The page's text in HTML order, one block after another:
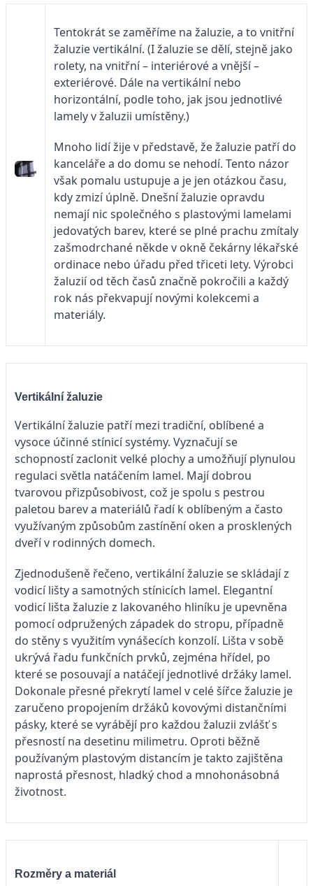
Tentokrát se zaměříme na žaluzie, a to vnitřní
žaluzie vertikální. (I žaluzie se dělí, stejně jako
rolety, na vnitřní – interiérové a vnější –
exteriérové. Dále na vertikální nebo
horizontální, podle toho, jak jsou jednotlivé
lamely v žaluzii umístěny.)
Mnoho lidí žije v představě, že žaluzie patří do
kanceláře a do domu se nehodí. Tento názor
však pomalu ustupuje a je jen otázkou času,
kdy zmizí úplně. Dnešní žaluzie opravdu
nemají nic společného s plastovými lamelami
jedovatých barev, které se plné prachu zmítaly
zašmodrchané někde v okně čekárny lékařské
ordinace nebo úřadu před třiceti lety. Výrobci
žaluzií od těch časů značně pokročili a každý
rok nás překvapují novými kolekcemi a
materiály.
Vertikální žaluzie
Vertikální žaluzie patří mezi tradiční, oblíbené a
vysoce účinné stínicí systémy. Vyznačují se
schopností zaclonit velké plochy a umožňují plynulou
regulaci světla natáčením lamel. Mají dobrou
tvarovou přizpůsobivost, což je spolu s pestrou
paletou barev a materiálů řadí k oblíbeným a často
využívaným způsobům zastínění oken a prosklených
dveří v rodinných domech.
Zjednodušeně řečeno, vertikální žaluzie se skládají z
vodicí lišty a samotných stínicích lamel. Elegantní
vodicí lišta žaluzie z lakovaného hliníku je upevněna
pomocí odpružených západek do stropu, případně
do stěny s využitím vynášecích konzolí. Lišta v sobě
ukrývá řadu funkčních prvků, zejména hřídel, po
které se posouvají a natáčejí jednotlivé držáky lamel.
Dokonale přesné překrytí lamel v celé šířce žaluzie je
zaručeno propojením držáků kovovými distančními
pásky, které se vyrábějí pro každou žaluzii zvlášť s
přesností na desetinu milimetru. Oproti běžně
používaným plastovým distancím je takto zajištěna
naprostá přesnost, hladký chod a mnohonásobná
životnost.
Rozměry a materiál